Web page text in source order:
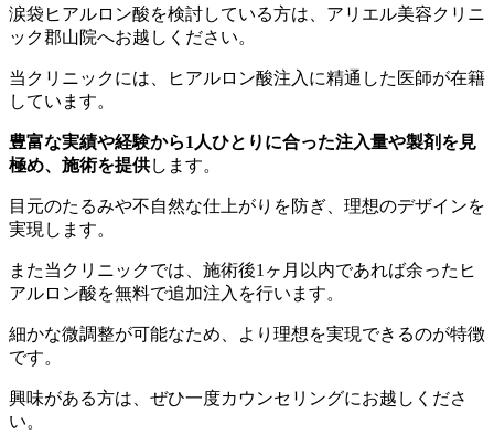
涙袋ヒアルロン酸を検討している方は、アリエル美容クリニ
ック郡山院へお越しください。
当クリニックには、ヒアルロン酸注入に精通した医師が在籍
しています。
豊富な実績や経験から1人ひとりに合った注入量や製剤を見
極め、施術を提供します。
目元のたるみや不自然な仕上がりを防ぎ、理想のデザインを
実現します。
また当クリニックでは、施術後1ヶ月以内であれば余ったヒ
アルロン酸を無料で追加注入を行います。
細かな微調整が可能なため、より理想を実現できるのが特徴
です。
興味がある方は、ぜひ一度カウンセリングにお越しくださ
い。